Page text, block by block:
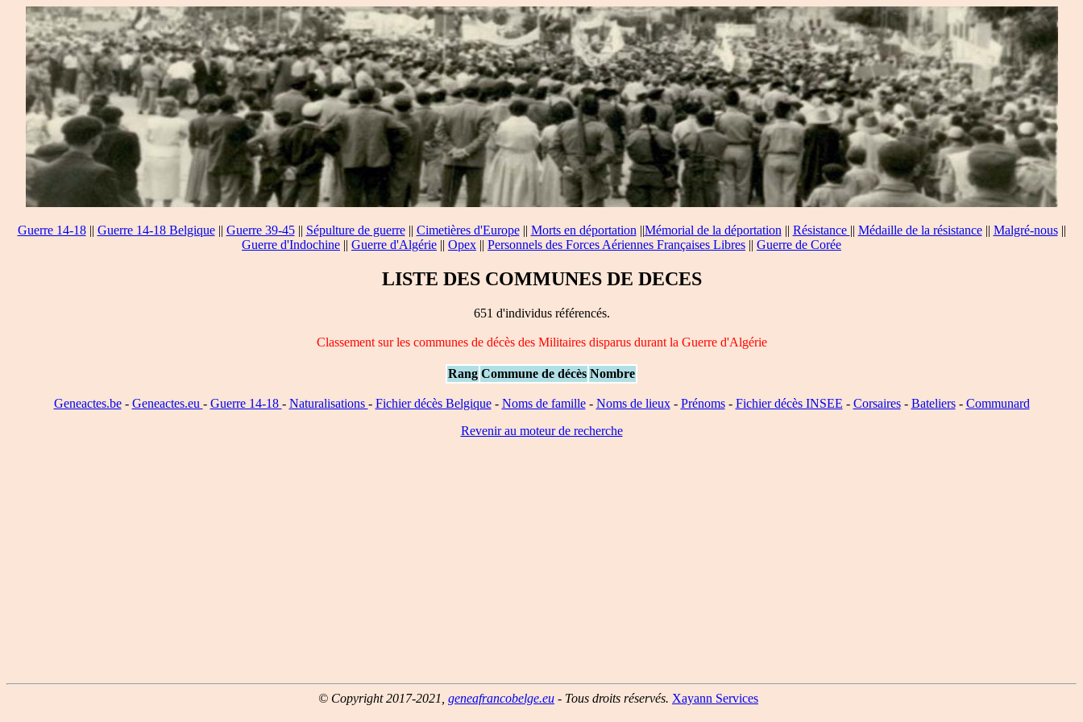
Guerre 14-18|| Guerre 14-18 Belgique|| Guerre 39-45|| Sépulture de guerre|| Cimetières d'Europe|| Morts en déportation ||Mémorial de la déportation || Résistance || Médaille de la résistance|| Malgré-nous||
Guerre d'Indochine || Guerre d'Algérie || Opex || Personnels des Forces Aériennes Françaises Libres || Guerre de Corée
LISTE DES COMMUNES DE DECES
651 d'individus référencés.
Classement sur les communes de décès des Militaires disparus durant la Guerre d'Algérie
Rang Commune de décès Nombre
Geneactes.be- Geneactes.eu - Guerre 14-18 - Naturalisations - Fichier décès Belgique- Noms de famille- Noms de lieux- Prénoms- Fichier décès INSEE - Corsaires- Bateliers- Communard
Revenir au moteur de recherche
© Copyright 2017-2021, geneafrancobelge.eu - Tous droits réservés. Xayann Services